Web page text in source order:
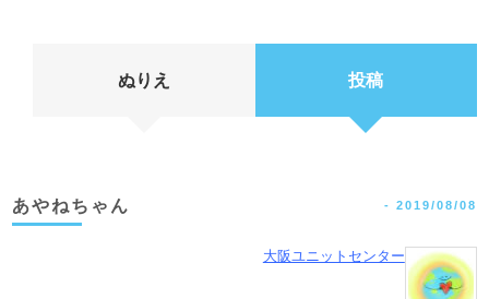
ぬりえ 投稿
あやねちゃん - 2019/08/08
大阪ユニットセンター